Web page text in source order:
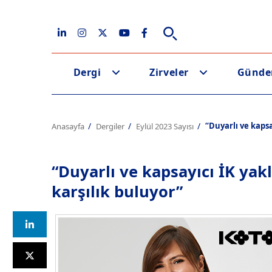
Dergi Zirveler
Anasayfa Dergiler Eylül 2023 Sayısı “Duyarlı ve
“Duyarlı ve kapsayıcı İK
karşılık buluyor”